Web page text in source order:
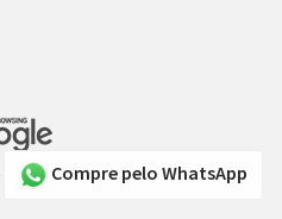
Compre pelo WhatsApp